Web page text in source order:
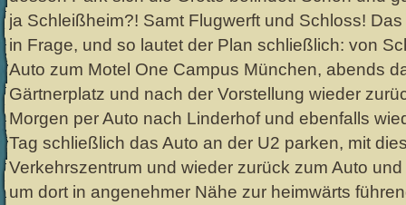
ja Schleißheim?! Samt Flugwerft und Schloss!
in Frage, und so lautet der Plan schließlich: von
Auto zum Motel One Campus München, abends
Gärtnerplatz und nach der Vorstellung wieder
Morgen per Auto nach Linderhof und ebenfalls
Tag schließlich das Auto an der U2 parken, mit
Verkehrszentrum und wieder zurück zum Auto
um dort in angenehmer Nähe zur heimwärts